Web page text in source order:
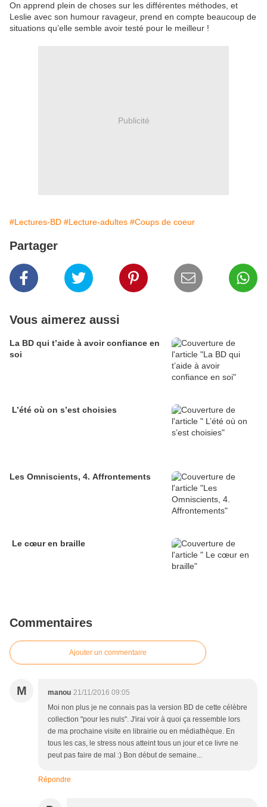
On apprend plein de choses sur les différentes méthodes, et
Leslie avec son humour ravageur, prend en compte beaucoup de
situations qu’elle semble avoir testé pour le meilleur !
Publicité
#Lectures-BD #Lecture-adultes #Coups de coeur
Partager
Vous aimerez aussi
La BD qui t’aide à avoir confiance en
soi
L’été où on s’est choisies
Les Omniscients, 4. Affrontements
Le cœur en braille
Commentaires
Ajouter un commentaire
M manou 21/11/2016 09:05
Moi non plus je ne connais pas la version BD de cette célèbre
collection "pour les nuls". J'irai voir à quoi ça ressemble lors
de ma prochaine visite en librairie ou en médiathèque. En
tous les cas, le stress nous atteint tous un jour et ce livre ne
peut pas faire de mal :) Bon début de semaine...
Répondre